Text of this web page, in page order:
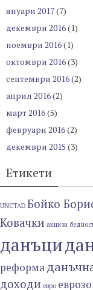
януари 2017(7)
декември 2016(1)
ноември 2016(1)
октомври 2016(3)
септември 2016(2)
април 2016(2)
март 2016(5)
февруари 2016(2)
декември 2015 (3)
Етикети
UNCTAD Бойко
Ковачки акцизи
данъци
реформа
доходи евро